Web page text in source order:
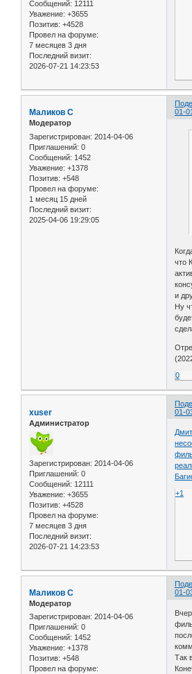
Сообщений: 12111
Уважение: +3655
Позитив: +4528
Провел на форуме:
7 месяцев 3 дня
Последний визит:
2026-07-21 14:23:53
01-
Маликов С
Модератор
Зарегистрирован: 2014-04-06
Приглашений: 0
Сообщений: 1452
Уважение: +1378
Позитив: +548
Провел на форуме:
1 месяц 15 дней
Последний визит:
2025-04-06 19:29:05
что
и
Ну
0
01-
xuser
Администратор
Зарегистрирован: 2014-04-06
Приглашений: 0
Сообщений: 12111
Уважение: +3655
Позитив: +4528
Провел на форуме:
7 месяцев 3 дня
Последний визит:
2026-07-21 14:23:53
+1
01-
Маликов С
Модератор
Зарегистрирован: 2014-04-06
Приглашений: 0
Сообщений: 1452
Уважение: +1378
Позитив: +548
Провел на форуме:
Так